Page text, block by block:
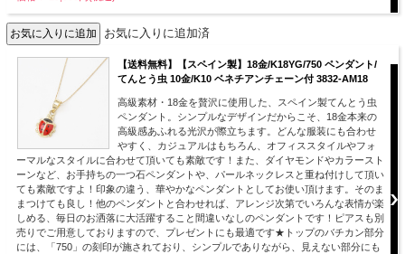
お気に入りに追加済
【送料無料】【スペイン製】18金/K18YG/750 ペンダント/
てんとう虫 10金/K10 ベネチアンチェーン付 3832-AM18
高級素材・18金を贅沢に使用した、スペイン製てんとう虫
ペンダント。シンプルなデザインだからこそ、18金本来の
高級感あふれる光沢が際立ちます。どんな服装にも合わせ
やすく、カジュアルはもちろん、オフィススタイルやフォ
ーマルなスタイルに合わせて頂いても素敵です！また、ダイヤモンドやカラースト
ーンなど、お手持ちの一つ石ペンダントや、パールネックレスと重ね付けして頂い
ても素敵ですよ！印象の違う、華やかなペンダントとしてお使い頂けます。そのま
まつけても良し！他のペンダントと合わせれば、アレンジ次第でいろんな表情が楽
しめる、毎日のお洒落に大活躍すること間違いなしのペンダントです！ピアスも別
売りでご用意しておりますので、プレゼントにも最適です★トップのバチカン部分
には、「750」の刻印が施されており、シンプルでありながら、見えない部分にも